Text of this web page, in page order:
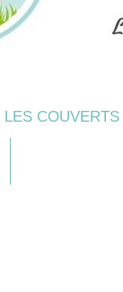
LES COUVERTS